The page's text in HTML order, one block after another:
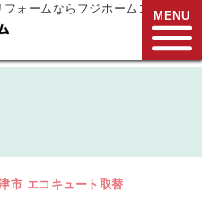
ォームならフジホームズ
水曜日定休
MENU
市 エコキュート取替